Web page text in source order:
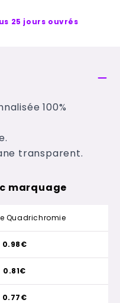
25 jours ouvrés
100%
transparent.
marquage
Quadrichromie
0.98€
0.81€
0.77€